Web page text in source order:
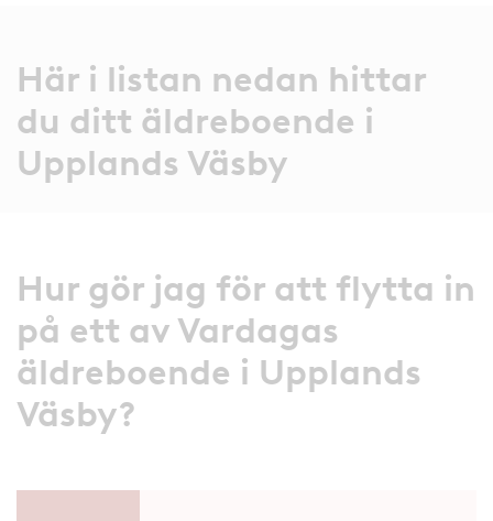
Här i listan nedan hittar
du ditt äldreboende i
Upplands Väsby
Hur gör jag för att flytta in
på ett av Vardagas
äldreboende i Upplands
Väsby?